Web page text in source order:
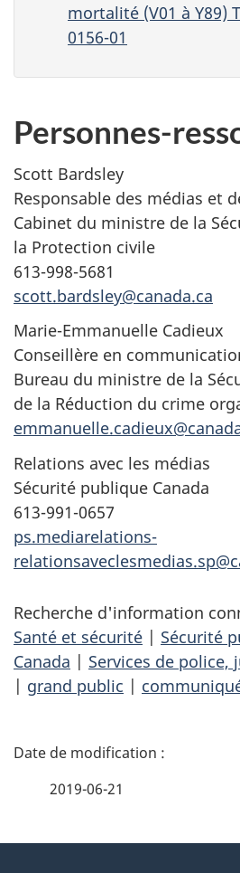
mortalité (V01 à Y89)
0156-01
Personnes-
Scott Bardsley
Responsable des médias et
Cabinet du ministre de la
la Protection civile
613-998-5681
scott.bardsley@canada.ca
Marie-Emmanuelle Cadieux
Conseillère en
Bureau du ministre de la
de la Réduction du crime
Relations avec les médias
Sécurité publique Canada
613-991-0657
ps.mediarelations-
Recherche d'information
Santé et sécurité | Sécurité
Canada | Services de police,
| grand public |
D
2019-06-21